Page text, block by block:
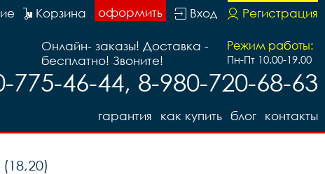
Регистрация
Вход
оформить
Корзина
Режим работы:
Пн-Пт 10.00-19.00
Онлайн- заказы! Доставка -
бесплатно! Звоните!
775-46-44, 8-980-720-68-63
контакты
блог
как купить
гарантия